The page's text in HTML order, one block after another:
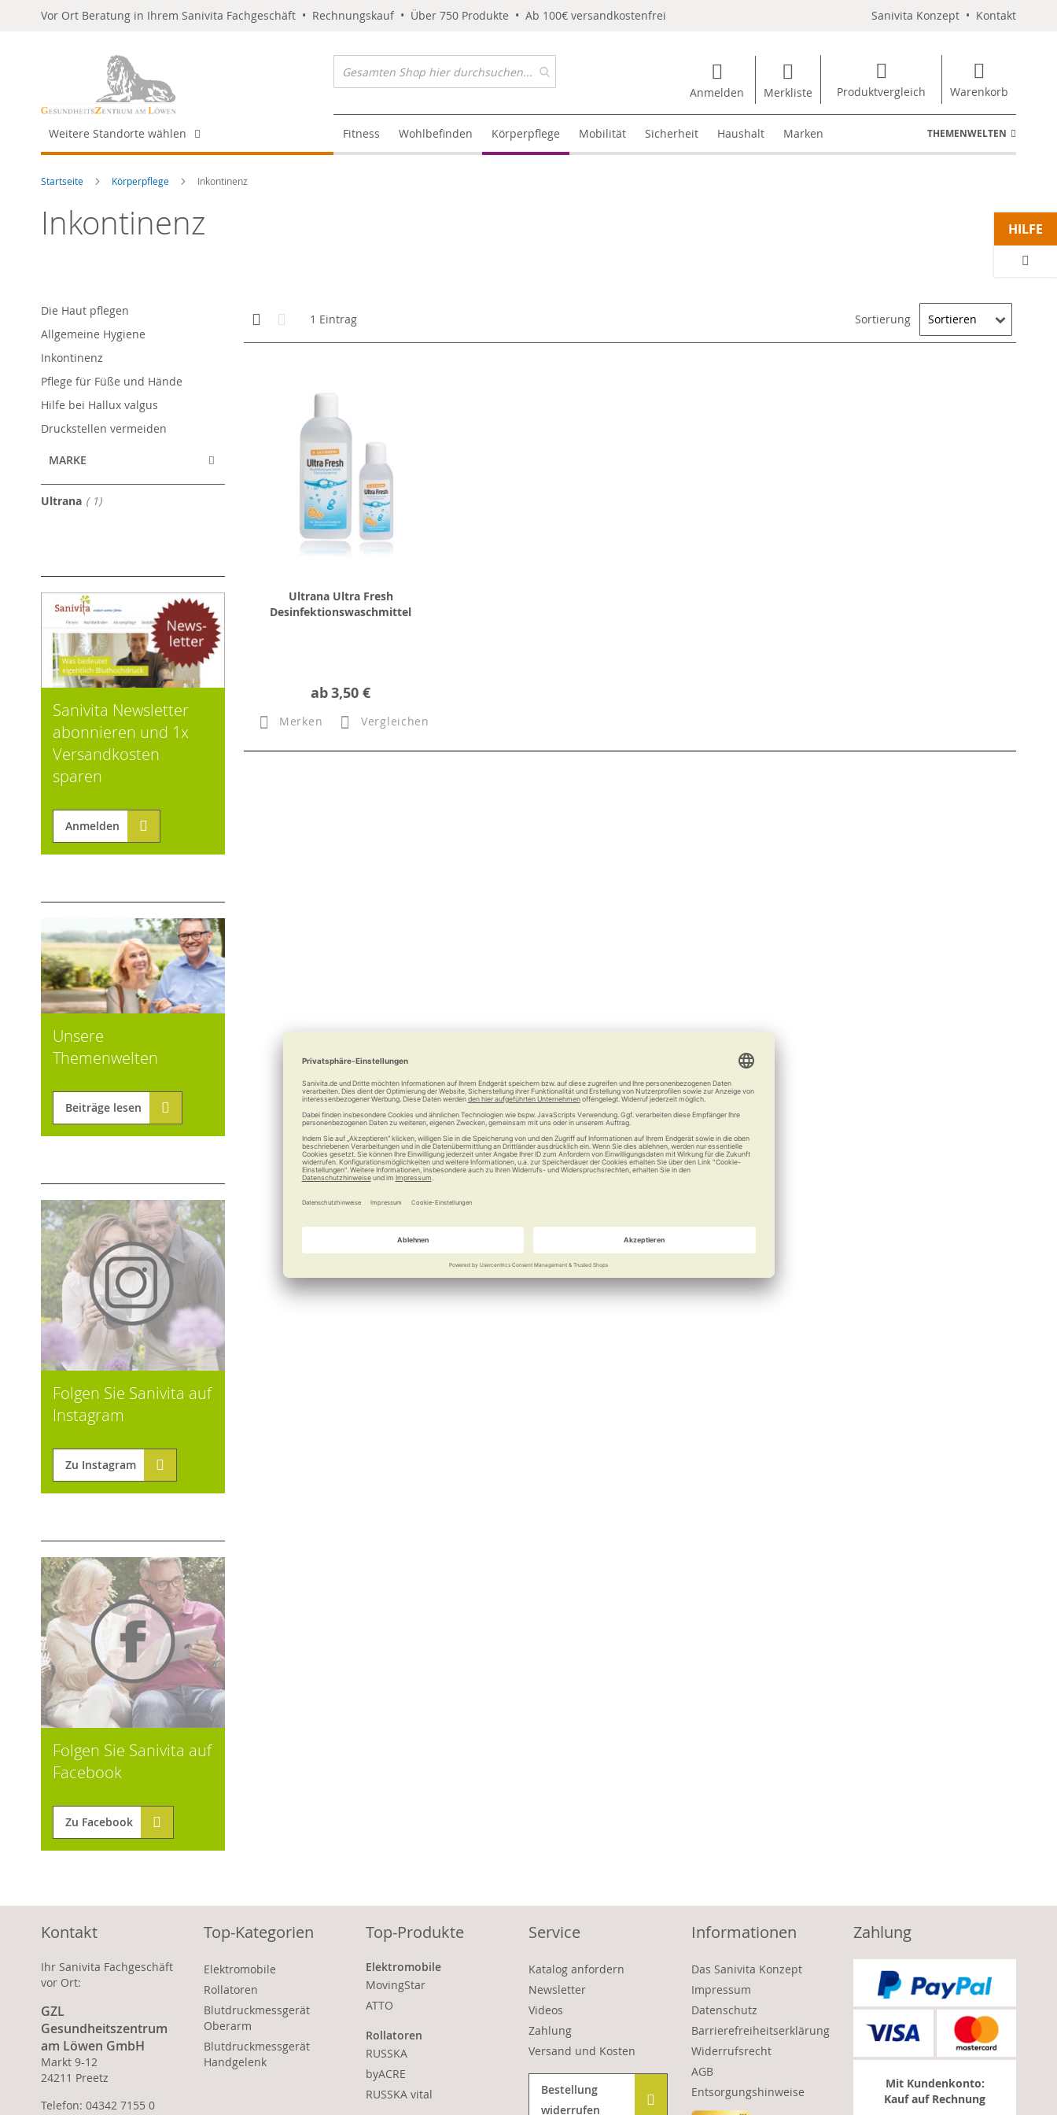
Vor Ort Beratung in Ihrem Sanivita Fachgeschäft • Rechnungskauf • Über 750 Produkte • Ab 100€ versandkostenfrei Sanivita Konzept • Kontakt
Anmelden Merkliste Produktvergleich Warenkorb
Weitere Standorte wählen Fitness Wohlbefinden Körperpflege Mobilität Sicherheit Haushalt Marken THEMENWELTEN
Startseite Körperpflege Inkontinenz
Inkontinenz
Anzeigen
als
Kachelansicht
1 Eintrag Sortierung
Ultrana Ultra Fresh
Desinfektionswaschmittel
ab3,50 €
Merken Vergleichen
Die Haut pflegen
Allgemeine Hygiene
Inkontinenz
Pflege für Füße und Hände
Hilfe bei Hallux valgus
Druckstellen vermeiden
MARKE
Ultrana 1Artikel
Sanivita Newsletter
abonnieren und 1x
Versandkosten
sparen
Anmelden
Unsere
Themenwelten
Beiträge lesen
Folgen Sie Sanivita auf
Instagram
Zu Instagram
Folgen Sie Sanivita auf
Facebook
Zu Facebook
HILFE
Kontakt
Ihr Sanivita Fachgeschäft
vor Ort:
GZL
Gesundheitszentrum
am Löwen GmbH
Markt 9-12
24211 Preetz
Telefon: 04342 7155 0
Top-Kategorien
Elektromobile
Rollatoren
Blutdruckmessgerät
Oberarm
Blutdruckmessgerät
Handgelenk
Top-Produkte
Elektromobile
MovingStar
ATTO
Rollatoren
RUSSKA
byACRE
RUSSKA vital
Service
Katalog anfordern
Newsletter
Videos
Zahlung
Versand und Kosten
Bestellung
widerrufen
Informationen
Das Sanivita Konzept
Impressum
Datenschutz
Barrierefreiheitserklärung
Widerrufsrecht
AGB
Entsorgungshinweise
Zahlung
Mit Kundenkonto:
Kauf auf Rechnung